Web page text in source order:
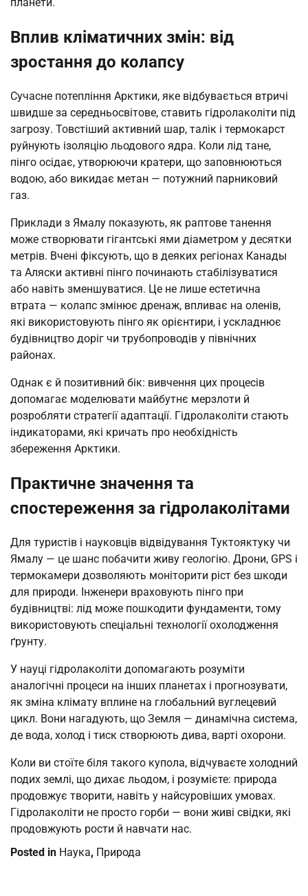
Вплив кліматичних змін: від
зростання до колапсу
Сучасне потепління Арктики, яке відбувається втричі
швидше за середньосвітове, ставить гідролаколіти під
загрозу. Товстіший активний шар, талік і термокарст
руйнують ізоляцію льодового ядра. Коли лід тане,
пінго осідає, утворюючи кратери, що заповнюються
водою, або викидає метан — потужний парниковий
газ.
Приклади з Ямалу показують, як раптове танення
може створювати гігантські ями діаметром у десятки
метрів. Вчені фіксують, що в деяких регіонах Канады
та Аляски активні пінго починають стабілізуватися
або навіть зменшуватися. Це не лише естетична
втрата — колапс змінює дренаж, впливає на оленів,
які використовують пінго як орієнтири, і ускладнює
будівництво доріг чи трубопроводів у північних
районах.
Однак є й позитивний бік: вивчення цих процесів
допомагає моделювати майбутнє мерзлоти й
розробляти стратегії адаптації. Гідролаколіти стають
індикаторами, які кричать про необхідність
збереження Арктики.
Практичне значення та
спостереження за гідролаколітами
Для туристів і науковців відвідування Туктояктуку чи
Ямалу — це шанс побачити живу геологію. Дрони, GPS і
термокамери дозволяють моніторити ріст без шкоди
для природи. Інженери враховують пінго при
будівництві: лід може пошкодити фундаменти, тому
використовують спеціальні технології охолодження
ґрунту.
У науці гідролаколіти допомагають розуміти
аналогічні процеси на інших планетах і прогнозувати,
як зміна клімату вплине на глобальний вуглецевий
цикл. Вони нагадують, що Земля — динамічна система,
де вода, холод і тиск створюють дива, варті охорони.
Коли ви стоїте біля такого купола, відчуваєте холодний
подих землі, що дихає льодом, і розумієте: природа
продовжує творити, навіть у найсуровіших умовах.
Гідролаколіти не просто горби — вони живі свідки, які
продовжують рости й навчати нас.
Posted in Наука, Природа